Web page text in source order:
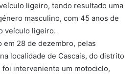
ligeiro, tendo resultado uma
masculino, com 45 anos de
veículo ligeiro.
em 28 de dezembro, pelas
localidade de Cascais, do distrito
foi interveniente um motociclo,